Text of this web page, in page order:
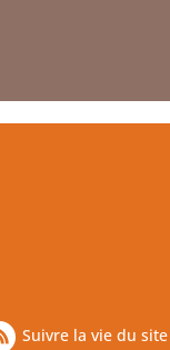
Suivre la vie du site